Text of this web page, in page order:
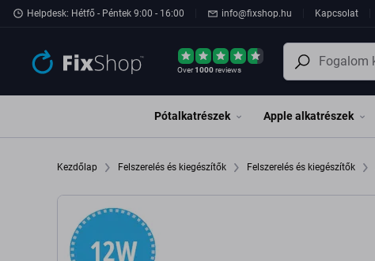
Ugrás az oldal fő részéhez
Helpdesk: Hétfő - Péntek 9:00 - 16:00 info@fixshop.hu Kapcsolat
Over1000reviews
Pótalkatrészek Apple alkatrészek
Kezdőlap Felszerelés és kiegészítők Felszerelés és kiegészítők